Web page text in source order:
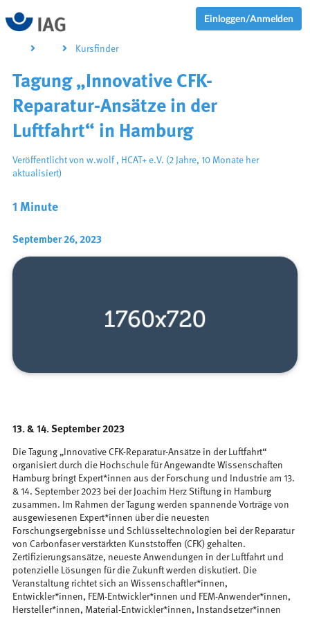
Einloggen/Anmelden
Kursfinder
1 Minute
September 26, 2023
Tagung „Innovative CFK-
Reparatur-Ansätze in der
Luftfahrt“ in Hamburg
Veröffentlicht von w.wolf, HCAT+ e.V. (2 Jahre, 10 Monate her
aktualisiert)
13. & 14. September 2023
Die Tagung „Innovative CFK-Reparatur-Ansätze in der Luftfahrt“
organisiert durch die Hochschule für Angewandte Wissenschaften
Hamburg bringt Expert*innen aus der Forschung und Industrie am 13.
& 14. September 2023 bei der Joachim Herz Stiftung in Hamburg
zusammen. Im Rahmen der Tagung werden spannende Vorträge von
ausgewiesenen Expert*innen über die neuesten
Forschungsergebnisse und Schlüsseltechnologien bei der Reparatur
von Carbonfaser verstärkten Kunststoffen (CFK) gehalten.
Zertifizierungsansätze, neueste Anwendungen in der Luftfahrt und
potenzielle Lösungen für die Zukunft werden diskutiert. Die
Veranstaltung richtet sich an Wissenschaftler*innen,
Entwickler*innen, FEM-Entwickler*innen und FEM-Anwender*innen,
Hersteller*innen, Material-Entwickler*innen, Instandsetzer*innen